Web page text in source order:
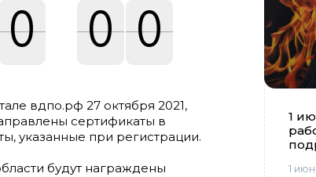
0
0 0
0 0
0
вдпо.рф 27 октября 2021,
сертификаты в
указанные при регистрации.
будут награждены
1
1